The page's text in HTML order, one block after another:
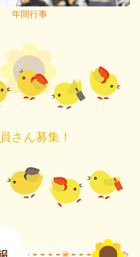
年間行事
さん募集！